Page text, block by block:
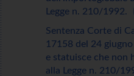
Legge n. 210/1992.
Sentenza Corte di
17158 del 24
e statuisce che non
alla Legge n. 210/